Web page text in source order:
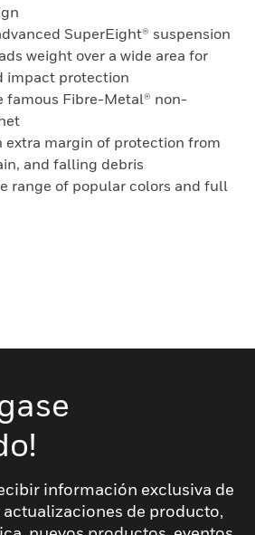
SuperEight® suspension
weight over a wide area for
impact protection
famous Fibre-Metal® non-
extra margin of protection from
and falling debris
range of popular colors and full
información exclusiva de
de producto,